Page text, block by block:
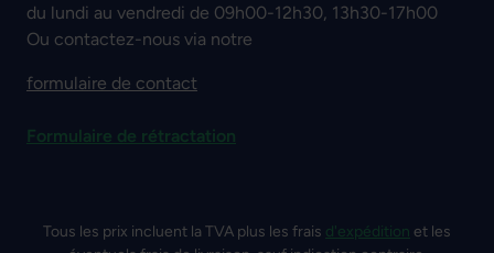
du lundi au vendredi de 09h00-12h30, 13h30-17h00
Ou contactez-nous via notre
formulaire de contact
Formulaire de rétractation
Tous les prix incluent la TVA plus les frais d'expédition et les